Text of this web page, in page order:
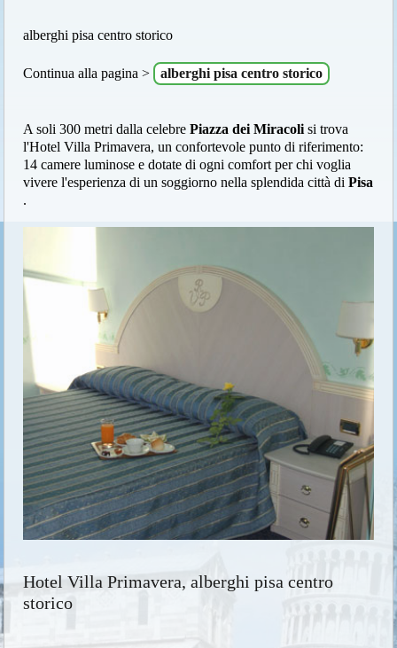
alberghi pisa centro storico
Continua alla pagina > alberghi pisa centro storico
A soli 300 metri dalla celebrePiazza dei Miracoli si trova
l'Hotel Villa Primavera, un confortevole punto di riferimento:
14 camere luminose e dotate di ogni comfort per chi voglia
vivere l'esperienza di un soggiorno nella splendida città diPisa
.
Hotel Villa Primavera, alberghi pisa centro
storico